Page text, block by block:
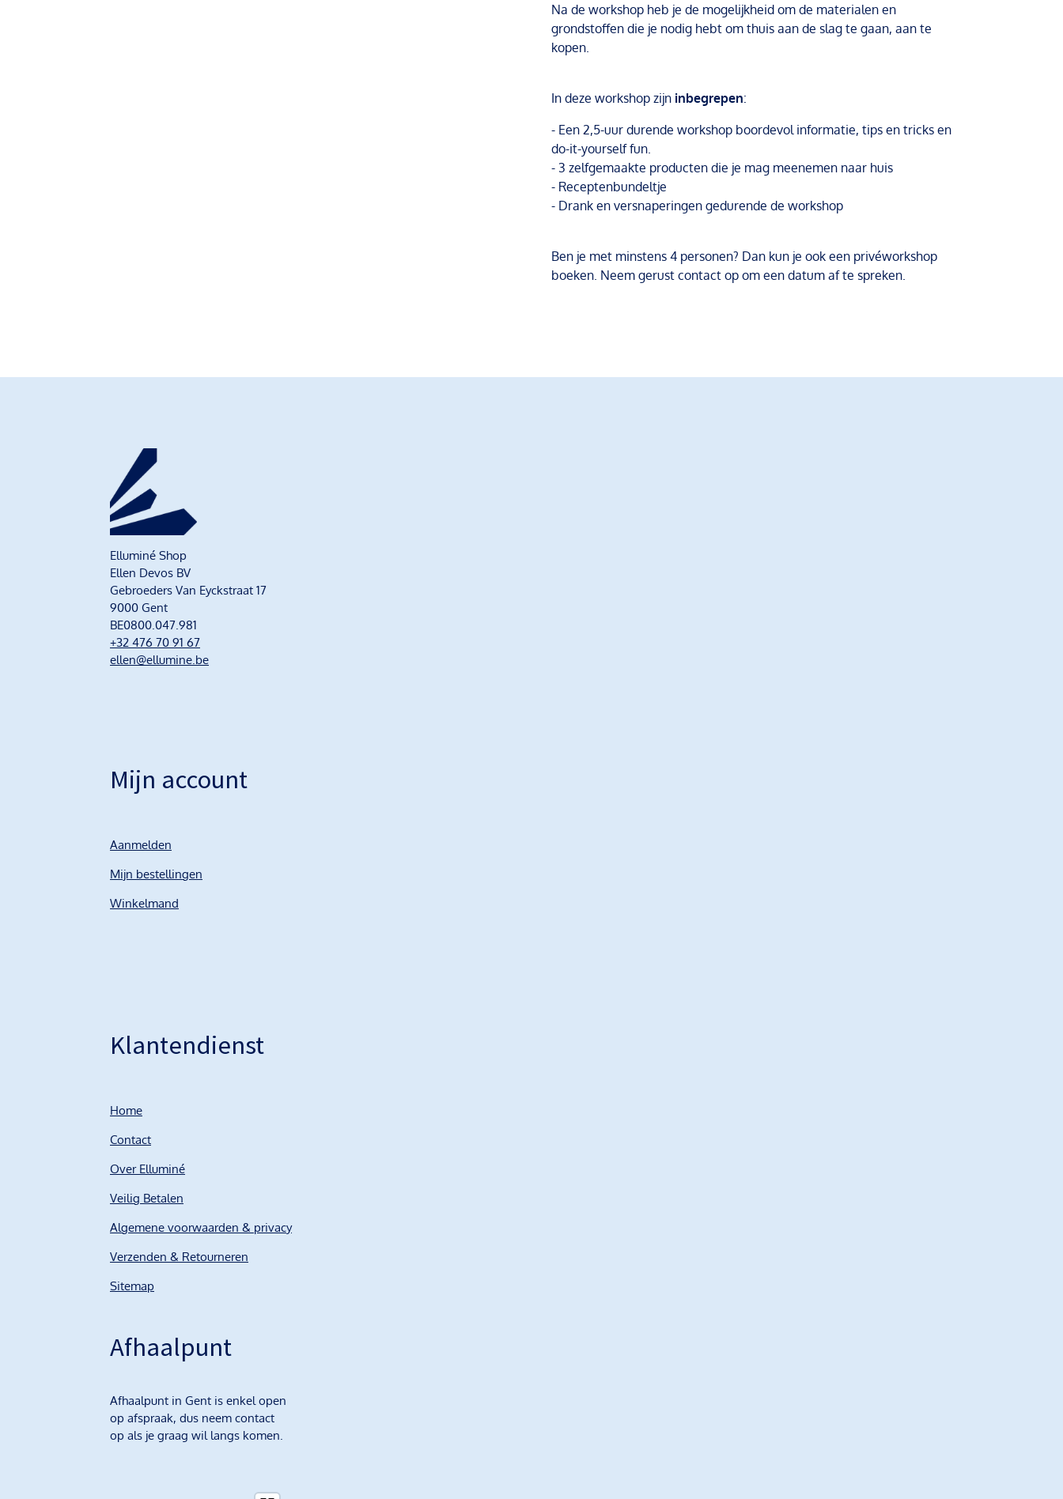
Na de workshop heb je de mogelijkheid om de materialen en
grondstoffen die je nodig hebt om thuis aan de slag te gaan, aan te
kopen.
In deze workshop zijn inbegrepen:
- Een 2,5-uur durende workshop boordevol informatie, tips en tricks en
do-it-yourself fun.
- 3 zelfgemaakte producten die je mag meenemen naar huis
- Receptenbundeltje
- Drank en versnaperingen gedurende de workshop
Ben je met minstens 4 personen? Dan kun je ook een privéworkshop
boeken. Neem gerust contact op om een datum af te spreken.
Elluminé Shop
Ellen Devos BV
Gebroeders Van Eyckstraat 17
9000 Gent
BE0800.047.981
+32 476 70 91 67
ellen@ellumine.be
Mijn account
Aanmelden
Mijn bestellingen
Winkelmand
Klantendienst
Home
Contact
Over Elluminé
Veilig Betalen
Algemene voorwaarden & privacy
Verzenden & Retourneren
Sitemap
Afhaalpunt
Afhaalpunt in Gent is enkel open
op afspraak, dus neem contact
op als je graag wil langs komen.